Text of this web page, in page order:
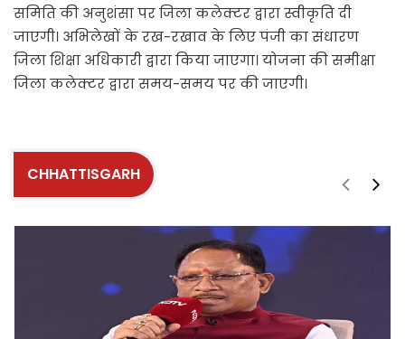
समिति की अनुशंसा पर जिला कलेक्टर द्वारा स्वीकृति दी
जाएगी। अभिलेखों के रख-रखाव के लिए पंजी का संधारण
जिला शिक्षा अधिकारी द्वारा किया जाएगा। योजना की समीक्षा
जिला कलेक्टर द्वारा समय-समय पर की जाएगी।
CHHATTISGARH